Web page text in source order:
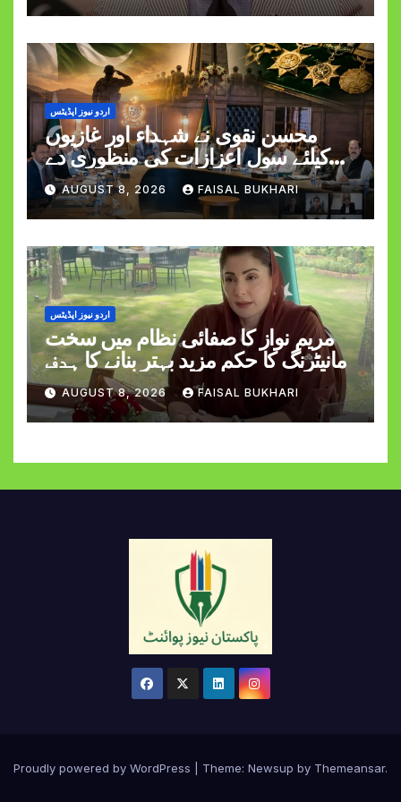
اردو نیوز اپڈیٹس
محسن نقوی نے شہداء اور غازیوں
کیلئے سول اعزازات کی منظوری دے
دیAUGUST 8, 2026 FAISAL BUKHARI
اردو نیوز اپڈیٹس
مریم نواز کا صفائی نظام میں سخت
مانیٹرنگ کا حکم مزید بہتر بنانے کا ہدف
AUGUST 8, 2026 FAISAL BUKHARI
Proudly powered by WordPress Theme: Newsup by Themeansar.